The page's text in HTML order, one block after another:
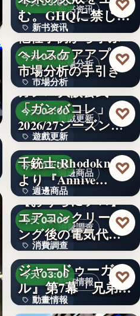
新书资讯
今天 03:00
新书资讯
文字
む。GHQに禁じら
れた「禁…
♡
市場分析
今天 03:00
市場分析
500
他社事例から学ぶ
ヘルスケアアプリ
市場分析の手引き
♡
遊戲更新
今天 03:00
遊戲更新
150
ガンバ大阪公式
「ガンバコレ」
2026/27シーズン開
幕！…
♡
週邊商品
今天 03:00
週邊商品
880円
千銃士:Rhodoknight
より『Annive…
♡
消費調查
今天 03:00
消費調查
40%
【おうちにプロ】
エアコンクリーニ
ング後の電気代削
減の実感…
♡
動畫情報
今天 03:00
動畫情報
TVアニメ『天幕の
ジャードゥーガ
ル』第7幕「兄弟」
あらす…
♡